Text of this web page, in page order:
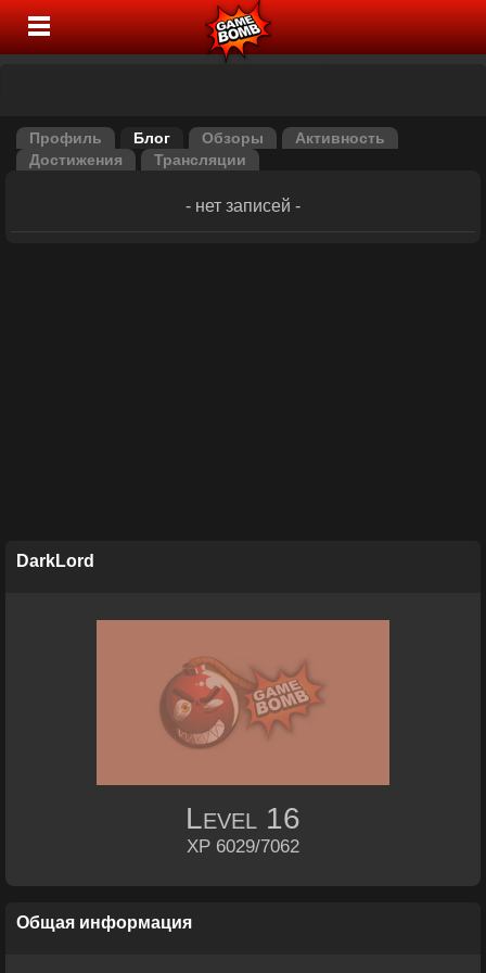
Профиль Блог Обзоры
Активность
Достижения
Трансляции
- нет записей -
DarkLord
Level 16
XP 6029/7062
Общая информация